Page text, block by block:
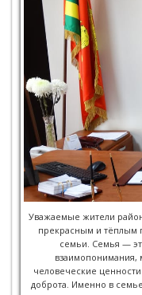
Уважаемые жители
прекрасным и
семьи. Семья —
взаимопонимания,
человеческие
доброта. Именно в